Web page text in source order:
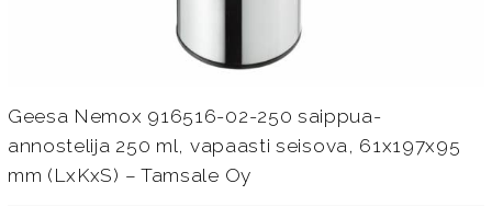
Geesa Nemox 916516-02-250 saippua-
annostelija 250 ml, vapaasti seisova, 61x197x95
mm (LxKxS) – Tamsale Oy